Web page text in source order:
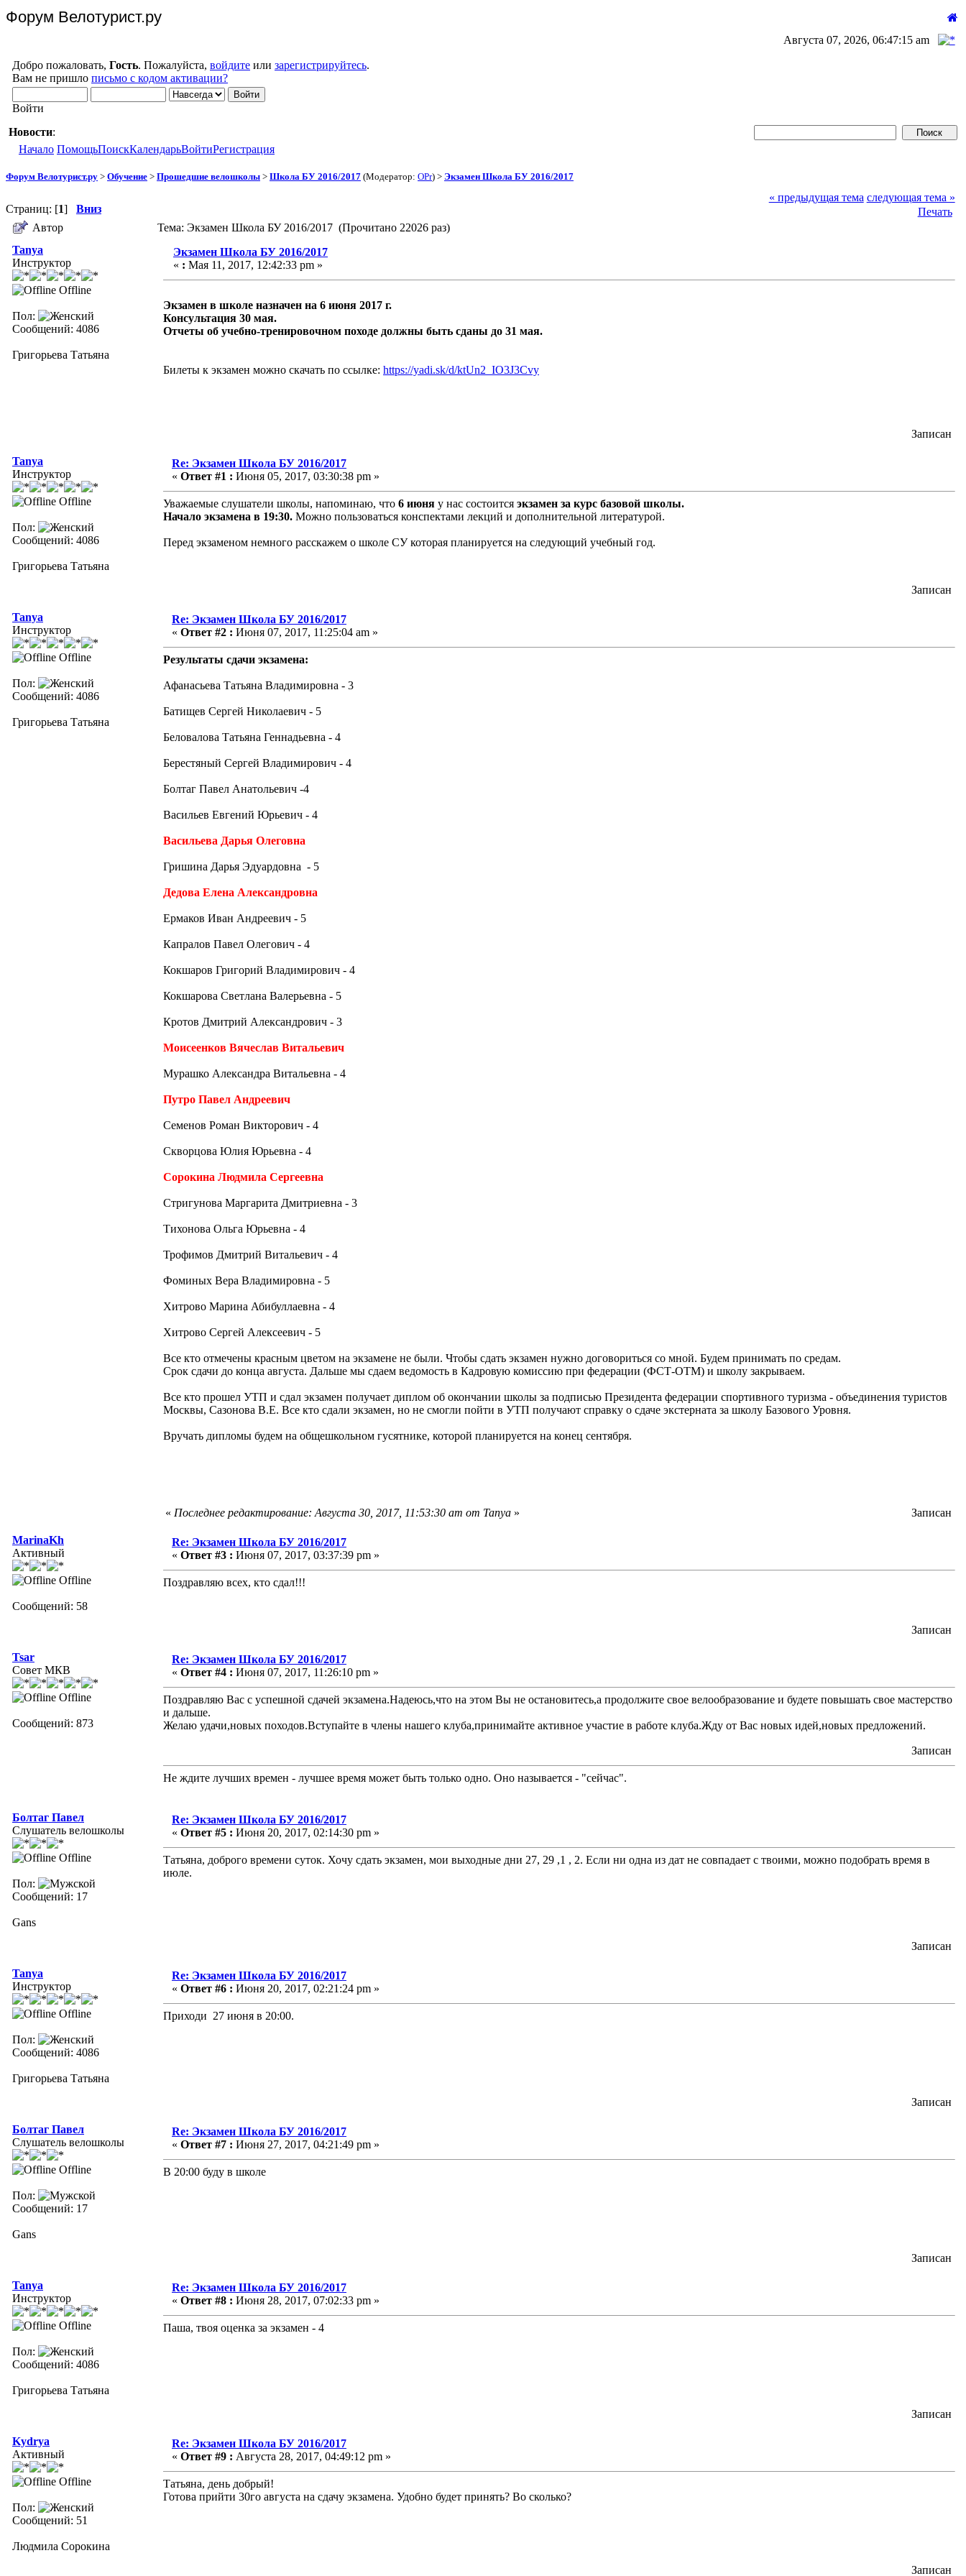
Форум Велотурист.ру
Августа 07, 2026, 06:47:15 am
Добро пожаловать, Гость. Пожалуйста, войдите или зарегистрируйтесь.
Вам не пришло письмо с кодом активации?
Войти
Новости:
Начало ПомощьПоискКалендарьВойтиРегистрация
Форум Велотурист.ру > Обучение > Прошедшие велошколы > Школа БУ 2016/2017 (Модератор: OPr) > Экзамен Школа БУ 2016/2017
Страниц: [1] Вниз
« предыдущая тема следующая тема »
Печать
Автор
Тема: Экзамен Школа БУ 2016/2017 (Прочитано 22026 раз)
Tanya
Инструктор
Offline
Пол:
Сообщений: 4086
Григорьева Татьяна
Экзамен Школа БУ 2016/2017
« : Мая 11, 2017, 12:42:33 pm »
Экзамен в школе назначен на 6 июня 2017 г.
Консультация 30 мая.
Отчеты об учебно-тренировочном походе должны быть сданы до 31 мая.
Билеты к экзамен можно скачать по ссылке: https://yadi.sk/d/ktUn2_IO3J3Cvy
Записан
Tanya
Инструктор
Offline
Пол:
Сообщений: 4086
Григорьева Татьяна
Re: Экзамен Школа БУ 2016/2017
« Ответ #1 : Июня 05, 2017, 03:30:38 pm »
Уважаемые слушатели школы, напоминаю, что 6 июня у нас состоится экзамен за курс базовой школы.
Начало экзамена в 19:30. Можно пользоваться конспектами лекций и дополнительной литературой.
Перед экзаменом немного расскажем о школе СУ которая планируется на следующий учебный год.
Записан
Tanya
Инструктор
Offline
Пол:
Сообщений: 4086
Григорьева Татьяна
Re: Экзамен Школа БУ 2016/2017
« Ответ #2 : Июня 07, 2017, 11:25:04 am »
Результаты сдачи экзамена:
Афанасьева Татьяна Владимировна - 3
Батищев Сергей Николаевич - 5
Беловалова Татьяна Геннадьевна - 4
Берестяный Сергей Владимирович - 4
Болтаг Павел Анатольевич -4
Васильев Евгений Юрьевич - 4
Васильева Дарья Олеговна
Гришина Дарья Эдуардовна - 5
Дедова Елена Александровна
Ермаков Иван Андреевич - 5
Капралов Павел Олегович - 4
Кокшаров Григорий Владимирович - 4
Кокшарова Светлана Валерьевна - 5
Кротов Дмитрий Александрович - 3
Моисеенков Вячеслав Витальевич
Мурашко Александра Витальевна - 4
Путро Павел Андреевич
Семенов Роман Викторович - 4
Скворцова Юлия Юрьевна - 4
Сорокина Людмила Сергеевна
Стригунова Маргарита Дмитриевна - 3
Тихонова Ольга Юрьевна - 4
Трофимов Дмитрий Витальевич - 4
Фоминых Вера Владимировна - 5
Хитрово Марина Абибуллаевна - 4
Хитрово Сергей Алексеевич - 5
Все кто отмечены красным цветом на экзамене не были. Чтобы сдать экзамен нужно договориться со мной. Будем принимать по средам.
Срок сдачи до конца августа. Дальше мы сдаем ведомость в Кадровую комиссию при федерации (ФСТ-ОТМ) и школу закрываем.
Все кто прошел УТП и сдал экзамен получает диплом об окончании школы за подписью Президента федерации спортивного туризма - объединения туристов
Москвы, Сазонова В.Е. Все кто сдали экзамен, но не смогли пойти в УТП получают справку о сдаче экстерната за школу Базового Уровня.
Вручать дипломы будем на общешкольном гусятнике, которой планируется на конец сентября.
« Последнее редактирование: Августа 30, 2017, 11:53:30 am от Tanya » Записан
MarinaKh
Активный
Offline
Сообщений: 58
Re: Экзамен Школа БУ 2016/2017
« Ответ #3 : Июня 07, 2017, 03:37:39 pm »
Поздравляю всех, кто сдал!!!
Записан
Tsar
Совет МКВ
Offline
Сообщений: 873
Re: Экзамен Школа БУ 2016/2017
« Ответ #4 : Июня 07, 2017, 11:26:10 pm »
Поздравляю Вас с успешной сдачей экзамена.Надеюсь,что на этом Вы не остановитесь,а продолжите свое велообразование и будете повышать свое мастерство
и дальше.
Желаю удачи,новых походов.Вступайте в члены нашего клуба,принимайте активное участие в работе клуба.Жду от Вас новых идей,новых предложений.
Записан
Не ждите лучших времен - лучшее время может быть только одно. Оно называется - "сейчас".
Болтаг Павел
Слушатель велошколы
Offline
Пол:
Сообщений: 17
Gans
Re: Экзамен Школа БУ 2016/2017
« Ответ #5 : Июня 20, 2017, 02:14:30 pm »
Татьяна, доброго времени суток. Хочу сдать экзамен, мои выходные дни 27, 29 ,1 , 2. Если ни одна из дат не совпадает с твоими, можно подобрать время в
июле.
Записан
Tanya
Инструктор
Offline
Пол:
Сообщений: 4086
Григорьева Татьяна
Re: Экзамен Школа БУ 2016/2017
« Ответ #6 : Июня 20, 2017, 02:21:24 pm »
Приходи 27 июня в 20:00.
Записан
Болтаг Павел
Слушатель велошколы
Offline
Пол:
Сообщений: 17
Gans
Re: Экзамен Школа БУ 2016/2017
« Ответ #7 : Июня 27, 2017, 04:21:49 pm »
В 20:00 буду в школе
Записан
Tanya
Инструктор
Offline
Пол:
Сообщений: 4086
Григорьева Татьяна
Re: Экзамен Школа БУ 2016/2017
« Ответ #8 : Июня 28, 2017, 07:02:33 pm »
Паша, твоя оценка за экзамен - 4
Записан
Kydrya
Активный
Offline
Пол:
Сообщений: 51
Людмила Сорокина
Re: Экзамен Школа БУ 2016/2017
« Ответ #9 : Августа 28, 2017, 04:49:12 pm »
Татьяна, день добрый!
Готова прийти 30го августа на сдачу экзамена. Удобно будет принять? Во сколько?
Записан